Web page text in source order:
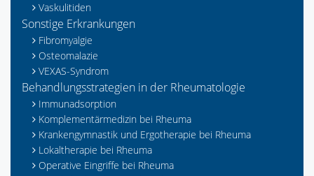
Vaskulitiden
Sonstige Erkrankungen
Fibromyalgie
Osteomalazie
VEXAS-Syndrom
Behandlungsstrategien in der Rheumatologie
Immunadsorption
Komplementärmedizin bei Rheuma
Krankengymnastik und Ergotherapie bei Rheuma
Lokaltherapie bei Rheuma
Operative Eingriffe bei Rheuma